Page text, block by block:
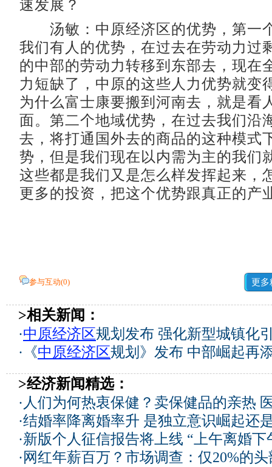
速发展？
汤敏：中原经济区的优势，第一
我们有人的优势，在过去在劳动力过
的中部的劳动力转移到东部去，现在
力短缺了，中原的这些人力优势就变
为什么富士康要搬到河南去，就是看
面。第二个地域优势，在过去我们沿
去，将打通国外去的商品的这种模式
势，但是我们现在以内需为主的我们
这些都是我们又是怎么样发挥起来，
更多的投资，把这个优势跟真正的产
参与互动(0) 更多
>相关新闻：
·中原经济区规划发布 强化新型城镇化
· 《中原经济区规划》发布 中部崛起再
>经济新闻精选：
· 人们为何热衷保健？卖保健品的亲热
·结婚率降离婚率升 是独立意识崛起还
·新版个人征信报告将上线 “上午离婚下
· 网红年薪百万？市场调查：仅20%的